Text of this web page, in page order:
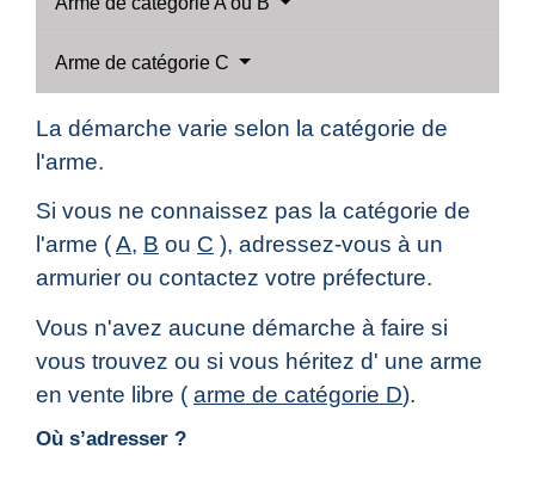
Arme de catégorie C
La démarche varie selon la catégorie de
l'arme.
Si vous ne connaissez pas la catégorie de
l'arme (A, B ou C ), adressez-vous à un
armurier ou contactez votre préfecture.
Vous n'avez aucune démarche à faire si
vous trouvez ou si vous héritez d' une arme
en vente libre ( arme de catégorie D).
Où s’adresser ?